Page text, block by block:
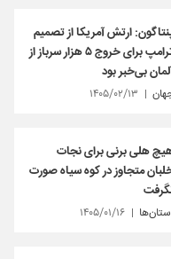
ارتش آمریکا از تصمیم
ترامپ برای خروج ۵ هزار سرباز از
بی‌خبر بود
۱۴۰۵/۰۲/۱۳
هلی برنی برای نجات
متجاوز در کوه سیاه صورت
۱۴۰۵/۰۱/۱۶